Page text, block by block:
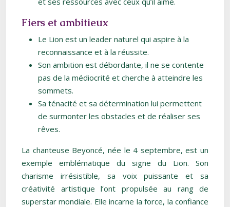
Fiers et ambitieux
Le Lion est un leader naturel qui aspire à la
reconnaissance et à la réussite.
Son ambition est débordante, il ne se contente
pas de la médiocrité et cherche à atteindre les
sommets.
Sa ténacité et sa détermination lui permettent
de surmonter les obstacles et de réaliser ses
rêves.
La chanteuse Beyoncé, née le 4 septembre, est un
exemple emblématique du signe du Lion. Son
charisme irrésistible, sa voix puissante et sa
créativité artistique l’ont propulsée au rang de
superstar mondiale. Elle incarne la force, la confiance